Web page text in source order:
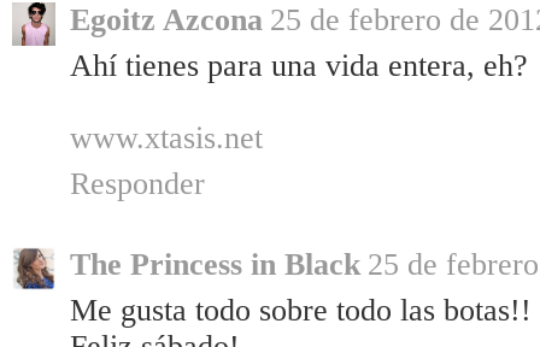
Egoitz Azcona 25 de febrero de
Ahí tienes para una vida entera, eh?
www.xtasis.net
Responder
The Princess in Black 25 de
Me gusta todo sobre todo las botas!!